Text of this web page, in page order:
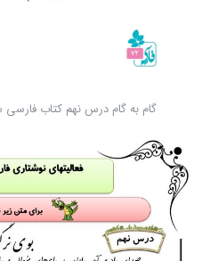
گام به گام درس نهم کتاب